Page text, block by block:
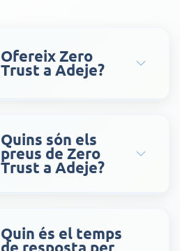
Ofereix Zero
Trust a Adeje?
Quins són els
preus de Zero
Trust a Adeje?
Quin és el temps
de resposta per